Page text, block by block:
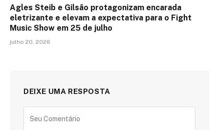
Agles Steib e Gilsão protagonizam encarada
eletrizante e elevam a expectativa para o Fight
Music Show em 25 de julho
julho 20, 2026
DEIXE UMA RESPOSTA